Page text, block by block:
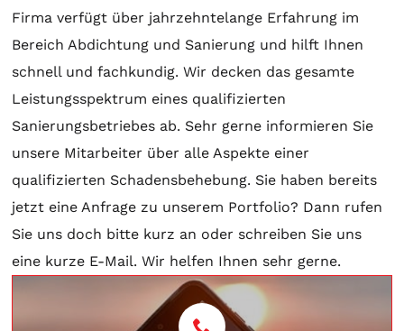
Firma verfügt über jahrzehntelange Erfahrung im
Bereich Abdichtung und Sanierung und hilft Ihnen
schnell und fachkundig. Wir decken das gesamte
Leistungsspektrum eines qualifizierten
Sanierungsbetriebes ab. Sehr gerne informieren Sie
unsere Mitarbeiter über alle Aspekte einer
qualifizierten Schadensbehebung. Sie haben bereits
jetzt eine Anfrage zu unserem Portfolio? Dann rufen
Sie uns doch bitte kurz an oder schreiben Sie uns
eine kurze E-Mail. Wir helfen Ihnen sehr gerne.